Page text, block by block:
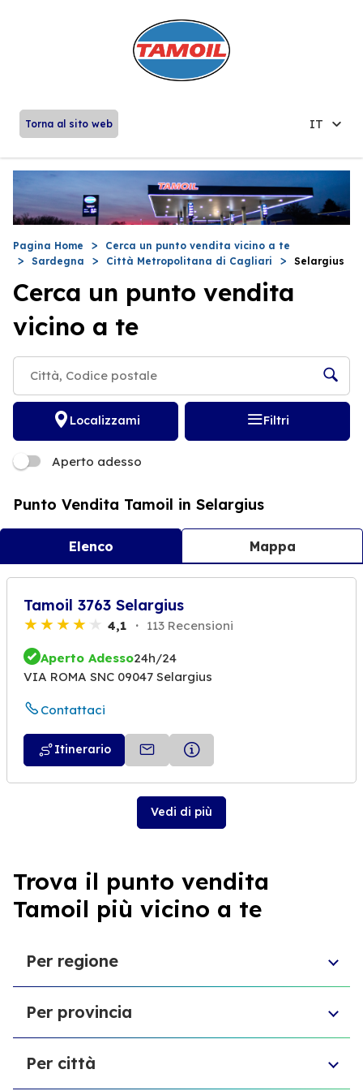
Torna al sito web IT
Pagina Home
Cerca un punto vendita vicino a te
Sardegna
Città Metropolitana di Cagliari Selargius
Cerca un punto vendita
vicino a te
Localizzami Filtri
Aperto adesso
Punto Vendita Tamoil in Selargius
Elenco Mappa
Tamoil 3763 Selargius
4,1 113 Recensioni
Aperto Adesso24h/24
VIA ROMA SNC 09047 Selargius
Contattaci
Itinerario
Vedi di più
Trova il punto vendita
Tamoil più vicino a te
Per regione
Veneto
Abruzzo
Friuli-Venezia Giulia
Sardegna
Per provincia
Libero consorzio comunale di Ragusa
Provincia di Vicenza
Per città